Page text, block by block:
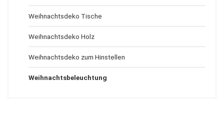
Weihnachtsdeko Tische
Weihnachtsdeko Holz
Weihnachtsdeko zum Hinstellen
Weihnachtsbeleuchtung